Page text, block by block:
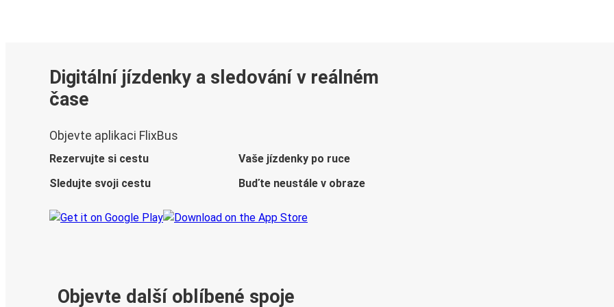
Digitální jízdenky a sledování v reálném
čase
Objevte aplikaci FlixBus
Rezervujte si cestu
Vaše jízdenky po ruce
Sledujte svoji cestu
Buďte neustále v obraze
Objevte další oblíbené spoje